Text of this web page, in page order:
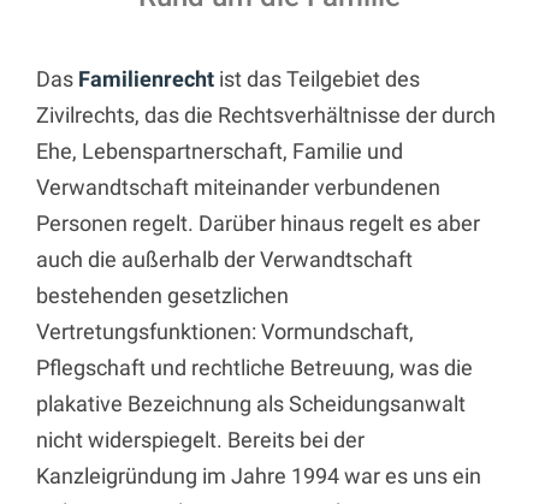
Das Familienrecht ist das Teilgebiet des
Zivilrechts, das die Rechtsverhältnisse der durch
Ehe, Lebenspartnerschaft, Familie und
Verwandtschaft miteinander verbundenen
Personen regelt. Darüber hinaus regelt es aber
auch die außerhalb der Verwandtschaft
bestehenden gesetzlichen
Vertretungsfunktionen: Vormundschaft,
Pflegschaft und rechtliche Betreuung, was die
plakative Bezeichnung als Scheidungsanwalt
nicht widerspiegelt. Bereits bei der
Kanzleigründung im Jahre 1994 war es uns ein